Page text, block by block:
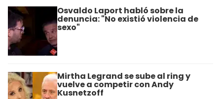
Osvaldo Laport habló sobre la
denuncia: "No existió violencia de
sexo"
Mirtha Legrand se sube al ring y
vuelve a competir con Andy
Kusnetzoff